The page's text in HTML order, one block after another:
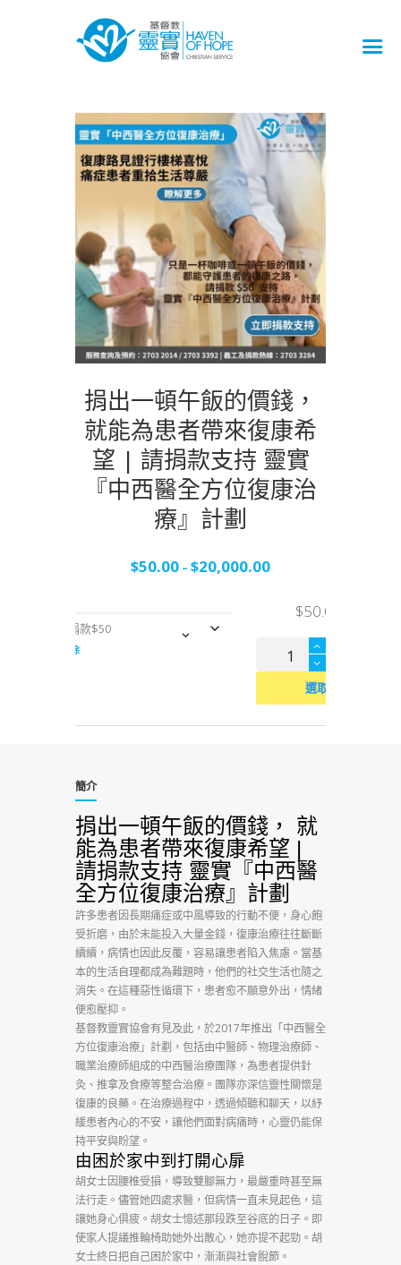
捐出一頓午飯的價錢，
就能為患者帶來復康希
望 | 請捐款支持 靈實
『中西醫全方位復康治
療』計劃
$50.00 – $20,000.00
清除
$50.00
飯
的
價
錢，
就
能
為
患
者
帶
來
康
希
望
選取
簡介
捐出一頓午飯的價錢， 就
能為患者帶來復康希望 |
請捐款支持 靈實『中西醫
全方位復康治療』計劃
許多患者因長期痛症或中風導致的行動不便，身心飽
受折磨，由於未能投入大量金錢，復康治療往往斷斷
續續，病情也因此反覆，容易讓患者陷入焦慮。當基
本的生活自理都成為難題時，他們的社交生活也隨之
消失。在這種惡性循環下，患者愈不願意外出，情緒
便愈壓抑。
基督教靈實協會有見及此，於2017年推出「中西醫全
方位復康治療」計劃，包括由中醫師、物理治療師、
職業治療師組成的中西醫治療團隊，為患者提供針
灸、推拿及食療等整合治療。團隊亦深信靈性關懷是
復康的良藥。在治療過程中，透過傾聽和聊天，以紓
緩患者內心的不安，讓他們面對病痛時，心靈仍能保
持平安與盼望。
由困於家中到打開心扉
胡女士因腰椎受損，導致雙腳無力，最嚴重時甚至無
法行走。儘管她四處求醫，但病情一直未見起色，這
讓她身心俱疲。胡女士憶述那段跌至谷底的日子。即
使家人提議推輪椅助她外出散心，她亦提不起勁。胡
女士終日把自己困於家中，漸漸與社會脫節。